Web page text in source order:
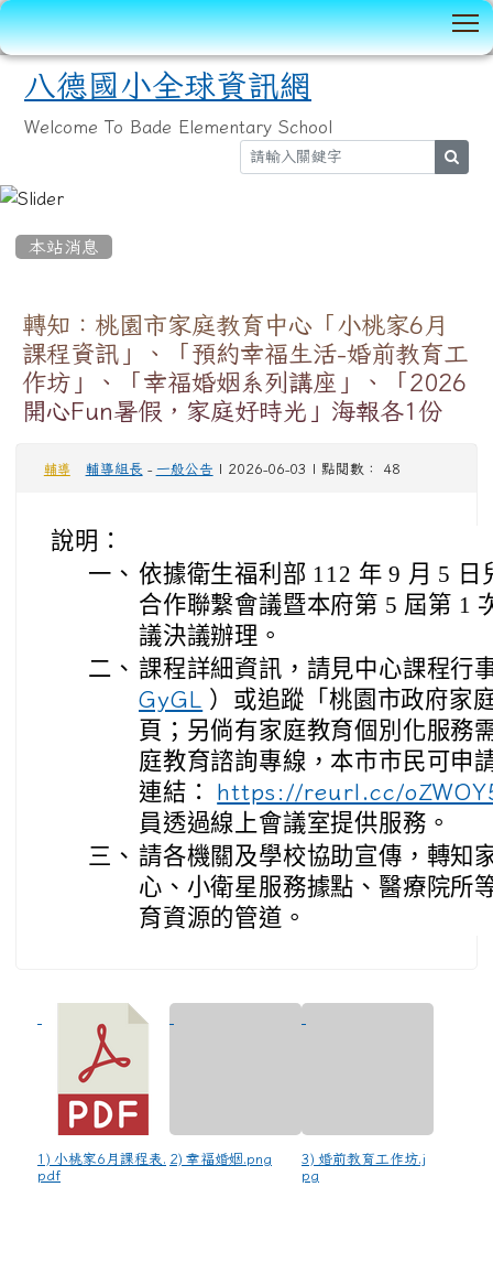
八德國小全球資訊網
Welcome To Bade Elementary School
本站消息
轉知：桃園市家庭教育中心「小桃家6月
課程資訊」、「預約幸福生活-婚前教育工
作坊」、「幸福婚姻系列講座」、「2026
開心Fun暑假，家庭好時光」海報各1份
輔導 輔導組長 - 一般公告 | 2026-06-03 | 點閱數： 48
說明：
一、 依據衛生福利部 112 年 9 月 5
合作聯繫會議暨本府第 5 屆第 1
議決議辦理。
二、 課程詳細資訊，請見中心課程行
GyGL
）或追蹤「桃園市政府家
頁；另倘有家庭教育個別化服務
庭教育諮詢專線，本市市民可申
連結：
https://reurl.cc/
員透過線上會議室提供服務。
三、 請各機關及學校協助宣傳，轉知
心、小衛星服務據點、醫療院所
育資源的管道。
1) 小桃家6月課程表.
pdf
2) 幸福婚姻.png
3) 婚前教育工作坊.j
pg